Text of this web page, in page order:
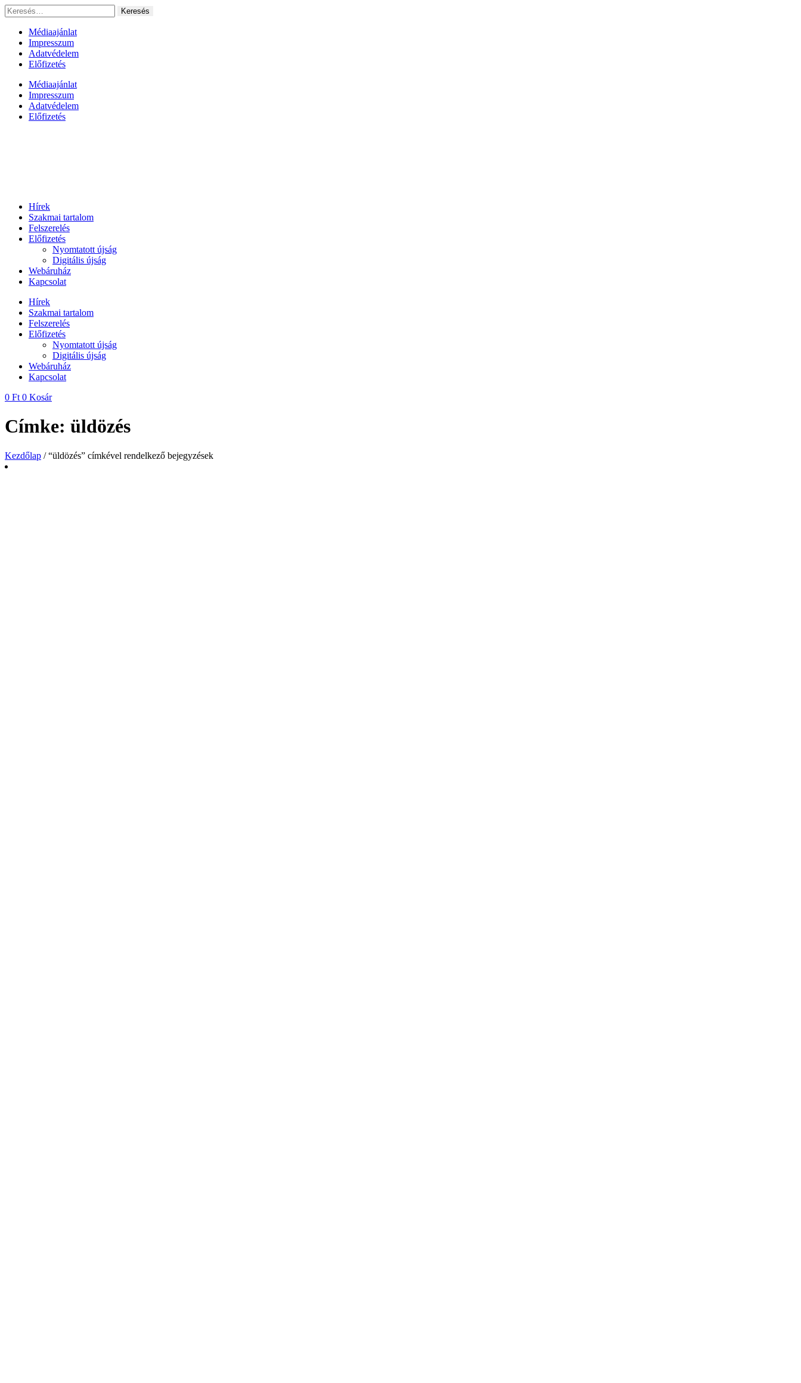
Ugrás
a
tartalomhoz
Keresés:
Médiaajánlat
Impresszum
Adatvédelem
Előfizetés
Médiaajánlat
Impresszum
Adatvédelem
Előfizetés
Hírek
Szakmai tartalom
Felszerelés
Előfizetés
Nyomtatott újság
Digitális újság
Webáruház
Kapcsolat
Hírek
Szakmai tartalom
Felszerelés
Előfizetés
Nyomtatott újság
Digitális újság
Webáruház
Kapcsolat
0 Ft 0 Kosár
Címke: üldözés
Kezdőlap / “üldözés” címkével rendelkező bejegyzések